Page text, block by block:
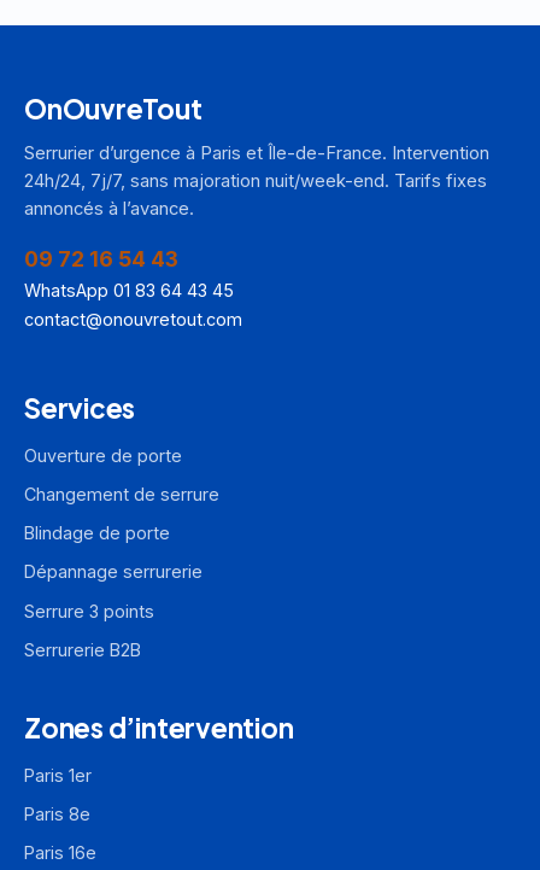
OnOuvreTout
Serrurier d’urgence à Paris et Île-de-France. Intervention
24h/24, 7j/7, sans majoration nuit/week-end. Tarifs fixes
annoncés à l’avance.
09 72 16 54 43
WhatsApp 01 83 64 43 45
contact@onouvretout.com
Services
Ouverture de porte
Changement de serrure
Blindage de porte
Dépannage serrurerie
Serrure 3 points
Serrurerie B2B
Zones d’intervention
Paris 1er
Paris 8e
Paris 16e